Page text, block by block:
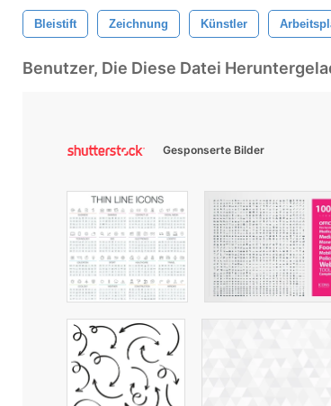
Bleistift Zeichnung Künstler
Benutzer, Die Diese Datei
Gesponserte Bilder